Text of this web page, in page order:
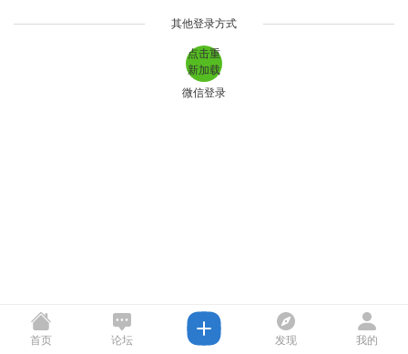
其他登录方式
点击重
新加载
微信登录
首页 论坛 发现 我的